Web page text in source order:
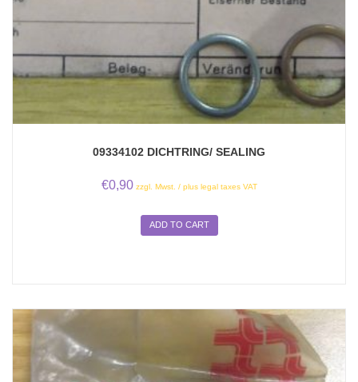
09334102 DICHTRING/ SEALING
€0,90 zzgl. Mwst. / plus legal taxes VAT
ADD TO CART